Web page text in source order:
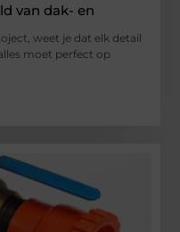
van dak- en
weet je dat elk detail
moet perfect op